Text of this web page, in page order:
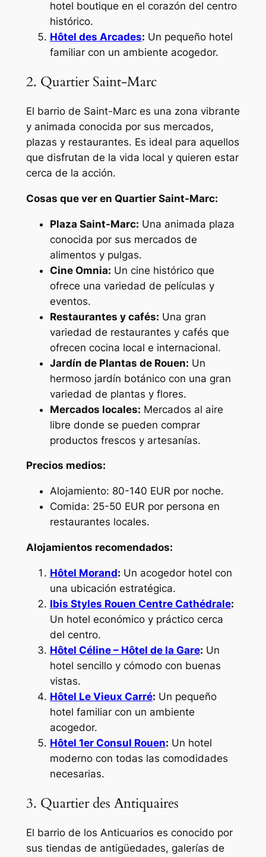
hotel boutique en el corazón del centro
histórico.
Hôtel des Arcades: Un pequeño hotel
familiar con un ambiente acogedor.
2. Quartier Saint-Marc
El barrio de Saint-Marc es una zona vibrante
y animada conocida por sus mercados,
plazas y restaurantes. Es ideal para aquellos
que disfrutan de la vida local y quieren estar
cerca de la acción.
Cosas que ver en Quartier Saint-Marc:
Plaza Saint-Marc: Una animada plaza
conocida por sus mercados de
alimentos y pulgas.
Cine Omnia: Un cine histórico que
ofrece una variedad de películas y
eventos.
Restaurantes y cafés: Una gran
variedad de restaurantes y cafés que
ofrecen cocina local e internacional.
Jardín de Plantas de Rouen: Un
hermoso jardín botánico con una gran
variedad de plantas y flores.
Mercados locales: Mercados al aire
libre donde se pueden comprar
productos frescos y artesanías.
Precios medios:
Alojamiento: 80-140 EUR por noche.
Comida: 25-50 EUR por persona en
restaurantes locales.
Alojamientos recomendados:
Hôtel Morand: Un acogedor hotel con
una ubicación estratégica.
Ibis Styles Rouen Centre Cathédrale:
Un hotel económico y práctico cerca
del centro.
Hôtel Céline – Hôtel de la Gare: Un
hotel sencillo y cómodo con buenas
vistas.
Hôtel Le Vieux Carré: Un pequeño
hotel familiar con un ambiente
acogedor.
Hôtel 1er Consul Rouen: Un hotel
moderno con todas las comodidades
necesarias.
3. Quartier des Antiquaires
El barrio de los Anticuarios es conocido por
sus tiendas de antigüedades, galerías de